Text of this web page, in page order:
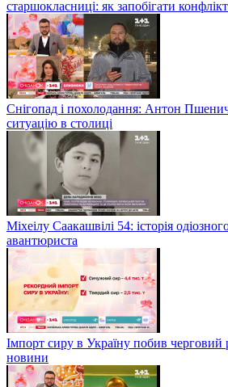
старшокласниці: як запобігати
Снігопад і похолодання: Антон
ситуацію в столиці
Міхеілу Саакашвілі 54: історія
авантюриста
Імпорт сиру в Україну побив черговий
новини